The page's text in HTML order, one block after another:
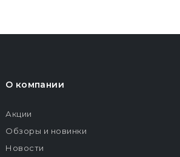
О компании
Акции
Обзоры и новинки
Новости